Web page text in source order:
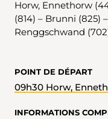
Horw, Ennethorw
(814) – Brunni (825)
Renggschwand
POINT DE DÉPART
09h30 Horw,
INFORMATIONS